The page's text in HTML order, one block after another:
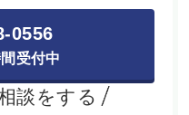
0556
受付中
談をする